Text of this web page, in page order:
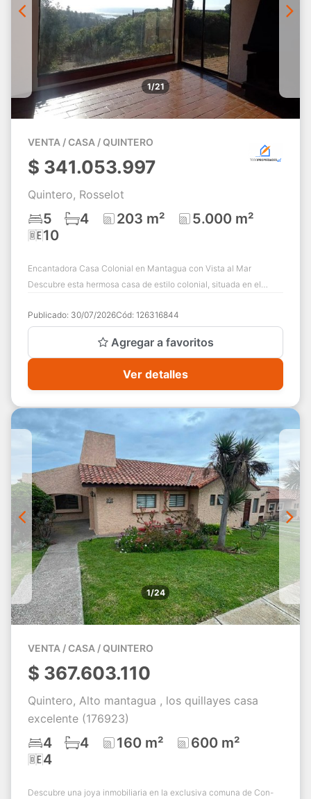
1/21
VENTA / CASA / QUINTERO
$ 341.053.997
Quintero, Rosselot
5 4 203 m²
5.000 m²
10
Encantadora Casa Colonial en Mantagua con Vista al Mar
Descubre esta hermosa casa de estilo colonial, situada en el
Publicado: 30/07/2026Cód: 126316844
Agregar a favoritos
Ver detalles
1/24
VENTA / CASA / QUINTERO
$ 367.603.110
Quintero, Alto mantagua , los quillayes casa
excelente (176923)
4 4 160 m²
600 m²
4
Descubre una joya inmobiliaria en la exclusiva comuna de Con-